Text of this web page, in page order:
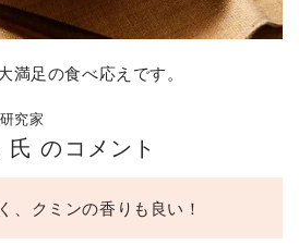
満足の食べ応えです。
究家
氏 のコメント
、クミンの香りも良い！